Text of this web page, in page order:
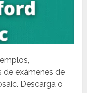
de exámenes de
Descarga o